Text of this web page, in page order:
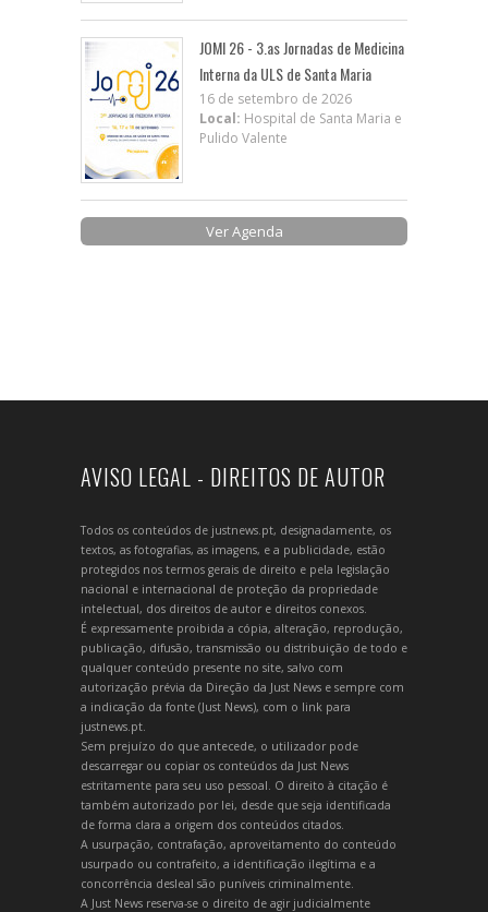
JOMI 26 - 3.as Jornadas de Medicina
Interna da ULS de Santa Maria
16 de setembro de 2026
Local: Hospital de Santa Maria e
Pulido Valente
Ver Agenda
AVISO LEGAL - DIREITOS DE AUTOR
Todos os conteúdos de justnews.pt, designadamente, os
textos, as fotografias, as imagens, e a publicidade, estão
protegidos nos termos gerais de direito e pela legislação
nacional e internacional de proteção da propriedade
intelectual, dos direitos de autor e direitos conexos.
É expressamente proibida a cópia, alteração, reprodução,
publicação, difusão, transmissão ou distribuição de todo e
qualquer conteúdo presente no site, salvo com
autorização prévia da Direção da Just News e sempre com
a indicação da fonte (Just News), com o link para
justnews.pt.
Sem prejuízo do que antecede, o utilizador pode
descarregar ou copiar os conteúdos da Just News
estritamente para seu uso pessoal. O direito à citação é
também autorizado por lei, desde que seja identificada
de forma clara a origem dos conteúdos citados.
A usurpação, contrafação, aproveitamento do conteúdo
usurpado ou contrafeito, a identificação ilegítima e a
concorrência desleal são puníveis criminalmente.
A Just News reserva-se o direito de agir judicialmente